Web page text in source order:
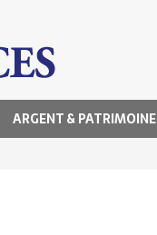
ARGENT & PATRIMOINE